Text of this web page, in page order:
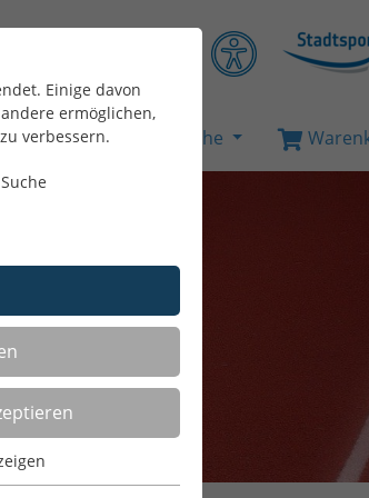
Suche
Einige davon
ermöglichen,
verbessern.